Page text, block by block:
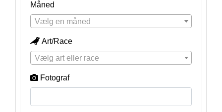
Måned
Vælg en måned
Art/Race
Vælg art eller race
Fotograf